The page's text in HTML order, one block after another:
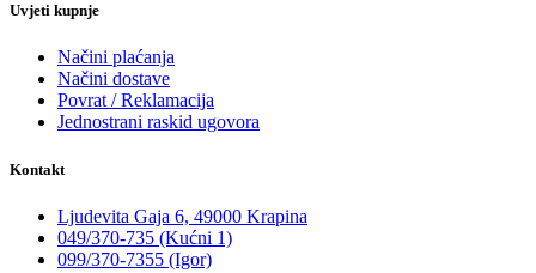
Uvjeti kupnje
Načini plaćanja
Načini dostave
Povrat / Reklamacija
Jednostrani raskid ugovora
Kontakt
Ljudevita Gaja 6, 49000 Krapina
049/370-735 (Kućni 1)
099/370-7355 (Igor)